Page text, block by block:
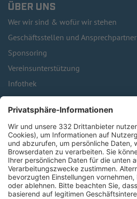
ÜBER UNS
Wer wir sind & wofür wir stehen
Geschäftsstellen und Ansprechpartner
Sponsoring
Vereinsunterstützung
Infothek
Kontakt
HÄUFIG BESUCHTE SEITEN
Pässe und Vereinswechsel
Trainerausbildung
Schulungsangebot Vereinsmitarbeiter
BFV-Geschäftsstellen